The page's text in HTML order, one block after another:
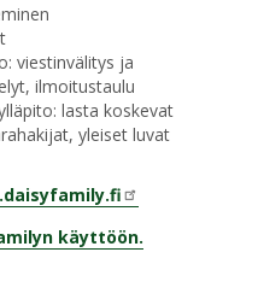
viestinvälitys ja
ilmoitustaulu
lasta koskevat
yleiset luvat
käyttöön.